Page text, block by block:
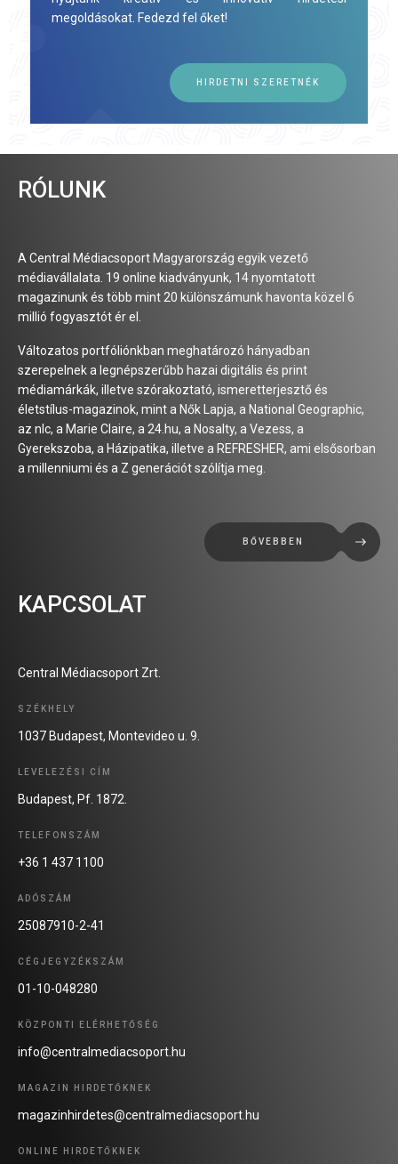
megoldásokat. Fedezd fel őket!
HIRDETNI SZERETNÉK
RÓLUNK
A Central Médiacsoport Magyarország egyik vezető
médiavállalata. 19 online kiadványunk, 14 nyomtatott
magazinunk és több mint 20 különszámunk havonta közel 6
millió fogyasztót ér el.
Változatos portfóliónkban meghatározó hányadban
szerepelnek a legnépszerűbb hazai digitális és print
médiamárkák, illetve szórakoztató, ismeretterjesztő és
életstílus-magazinok, mint a Nők Lapja, a National Geographic,
az nlc, a Marie Claire, a 24.hu, a Nosalty, a Vezess, a
Gyerekszoba, a Házipatika, illetve a REFRESHER, ami elsősorban
a millenniumi és a Z generációt szólítja meg.
BŐVEBBEN
KAPCSOLAT
Central Médiacsoport Zrt.
SZÉKHELY
1037 Budapest, Montevideo u. 9.
LEVELEZÉSI CÍM
Budapest, Pf. 1872.
TELEFONSZÁM
+36 1 437 1100
ADÓSZÁM
25087910-2-41
CÉGJEGYZÉKSZÁM
01-10-048280
KÖZPONTI ELÉRHETŐSÉG
info@centralmediacsoport.hu
MAGAZIN HIRDETŐKNEK
magazinhirdetes@centralmediacsoport.hu
ONLINE HIRDETŐKNEK